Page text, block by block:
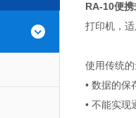
RA-10便
打印机，
使用传统
• 数据的保
• 不能实现